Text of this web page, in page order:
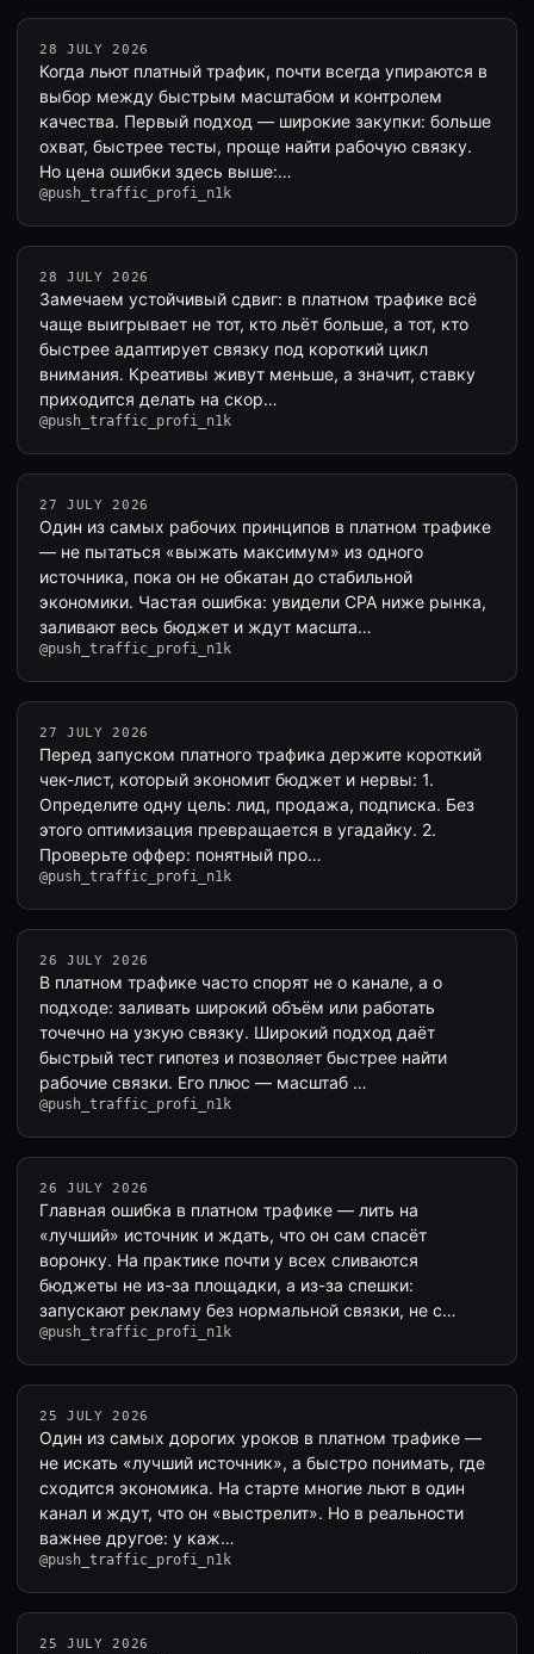
28 JULY 2026
Когда льют платный трафик, почти всегда упираются в
выбор между быстрым масштабом и контролем
качества. Первый подход — широкие закупки: больше
охват, быстрее тесты, проще найти рабочую связку.
Но цена ошибки здесь выше:…
@push_traffic_profi_n1k
28 JULY 2026
Замечаем устойчивый сдвиг: в платном трафике всё
чаще выигрывает не тот, кто льёт больше, а тот, кто
быстрее адаптирует связку под короткий цикл
внимания. Креативы живут меньше, а значит, ставку
приходится делать на скор…
@push_traffic_profi_n1k
27 JULY 2026
Один из самых рабочих принципов в платном трафике
— не пытаться «выжать максимум» из одного
источника, пока он не обкатан до стабильной
экономики. Частая ошибка: увидели CPA ниже рынка,
заливают весь бюджет и ждут масшта…
@push_traffic_profi_n1k
27 JULY 2026
Перед запуском платного трафика держите короткий
чек-лист, который экономит бюджет и нервы: 1.
Определите одну цель: лид, продажа, подписка. Без
этого оптимизация превращается в угадайку. 2.
Проверьте оффер: понятный про…
@push_traffic_profi_n1k
26 JULY 2026
В платном трафике часто спорят не о канале, а о
подходе: заливать широкий объём или работать
точечно на узкую связку. Широкий подход даёт
быстрый тест гипотез и позволяет быстрее найти
рабочие связки. Его плюс — масштаб …
@push_traffic_profi_n1k
26 JULY 2026
Главная ошибка в платном трафике — лить на
«лучший» источник и ждать, что он сам спасёт
воронку. На практике почти у всех сливаются
бюджеты не из-за площадки, а из-за спешки:
запускают рекламу без нормальной связки, не с…
@push_traffic_profi_n1k
25 JULY 2026
Один из самых дорогих уроков в платном трафике —
не искать «лучший источник», а быстро понимать, где
сходится экономика. На старте многие льют в один
канал и ждут, что он «выстрелит». Но в реальности
важнее другое: у каж…
@push_traffic_profi_n1k
25 JULY 2026